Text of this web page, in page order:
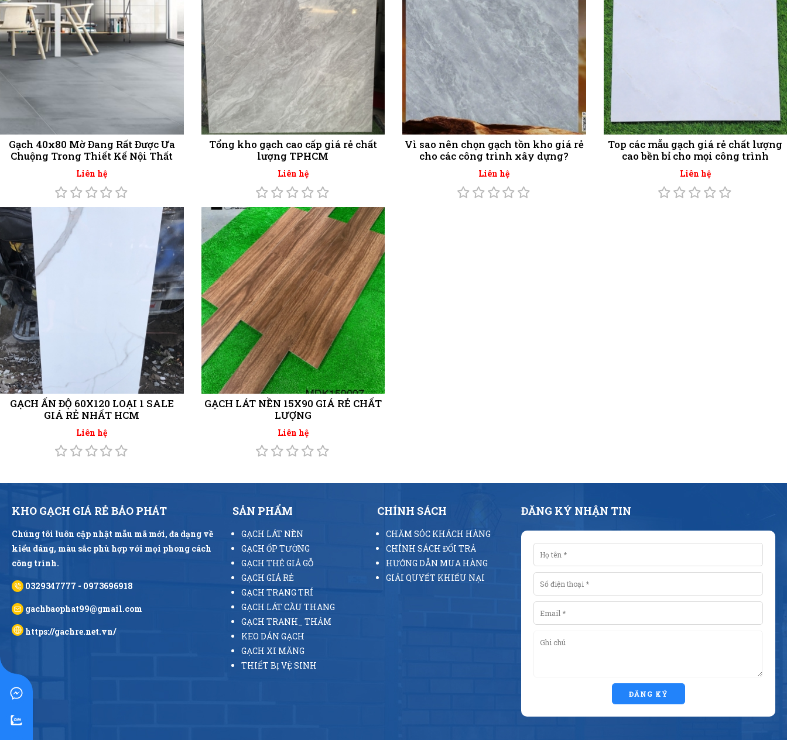
Gạch 40x80 Mờ Đang Rất Được Ưa
Chuộng Trong Thiết Kế Nội Thất
Liên hệ
Tổng kho gạch cao cấp giá rẻ chất
lượng TPHCM
Liên hệ
Vì sao nên chọn gạch tồn kho giá rẻ
cho các công trình xây dựng?
Liên hệ
Top các mẫu gạch giá rẻ chất lượng
cao bền bỉ cho mọi công trình
Liên hệ
GẠCH ẤN ĐỘ 60X120 LOẠI 1 SALE
GIÁ RẺ NHẤT HCM
Liên hệ
GẠCH LÁT NỀN 15X90 GIÁ RẺ CHẤT
LƯỢNG
Liên hệ
KHO GẠCH GIÁ RẺ BẢO PHÁT
Chúng tôi luôn cập nhật mẫu mã mới, đa dạng về
kiểu dáng, màu sắc phù hợp với mọi phong cách
công trình.
0329347777 - 0973696918
gachbaophat99@gmail.com
https://gachre.net.vn/
SẢN PHẨM
GẠCH LÁT NỀN
GẠCH ỐP TƯỜNG
GẠCH THẺ GIẢ GỖ
GẠCH GIÁ RẺ
GẠCH TRANG TRÍ
GẠCH LÁT CẦU THANG
GẠCH TRANH_ THẢM
KEO DÁN GẠCH
GẠCH XI MĂNG
THIẾT BỊ VỆ SINH
CHÍNH SÁCH
CHĂM SÓC KHÁCH HÀNG
CHÍNH SÁCH ĐỔI TRẢ
HƯỚNG DẪN MUA HÀNG
GIẢI QUYẾT KHIẾU NẠI
ĐĂNG KÝ NHẬN TIN
ĐĂNG KÝ